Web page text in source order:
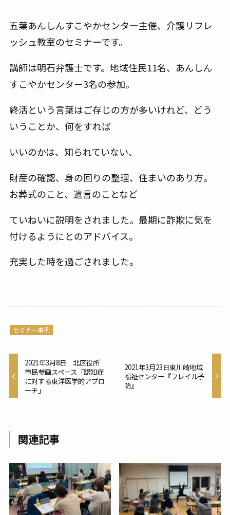
五葉あんしんすこやかセンター主催、介護リフレ
ッシュ教室のセミナーです。
講師は明石弁護士です。地域住民11名、あんしん
すこやかセンター3名の参加。
終活という言葉はご存じの方が多いけれど、どう
いうことか、何をすれば
いいのかは、知られていない、
財産の確認、身の回りの整理、住まいのあり方。
お葬式のこと、遺言のことなど
ていねいに説明をされました。最期に詐欺に気を
付けるようにとのアドバイス。
充実した時を過ごされました。
セミナー事例
2021年3月8日 北区役所
市民参画スペース「認知症
に対する東洋医学的アプロ
ーチ」
2021年3月23日東川崎地域
福祉センター『フレイル予
防』
関連記事